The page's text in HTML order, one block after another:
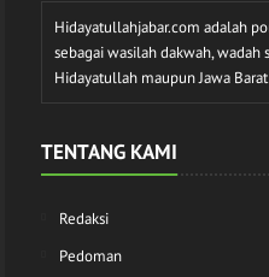
Hidayatullahjabar.com adalah
sebagai wasilah dakwah,
Hidayatullah maupun Jawa
TENTANG KAMI
Redaksi
Pedoman